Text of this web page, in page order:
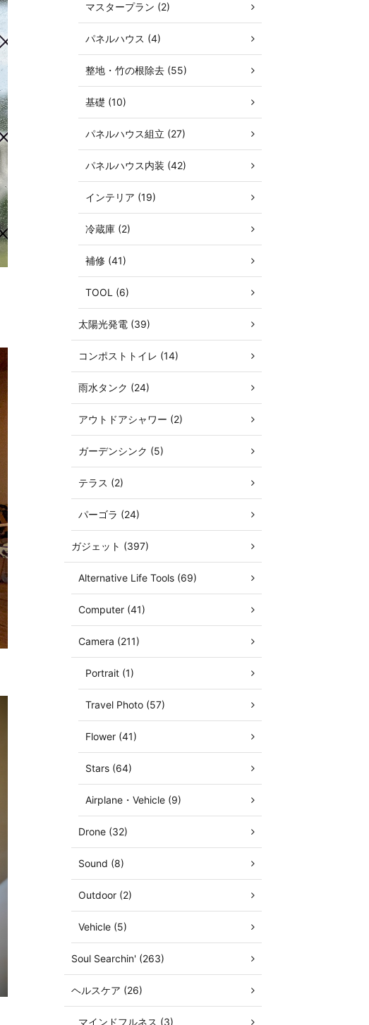
マスタープラン (2)
パネルハウス (4)
整地・竹の根除去 (55)
基礎 (10)
パネルハウス組立 (27)
パネルハウス内装 (42)
インテリア (19)
冷蔵庫 (2)
補修 (41)
TOOL (6)
太陽光発電 (39)
コンポストトイレ (14)
雨水タンク (24)
アウトドアシャワー (2)
ガーデンシンク (5)
テラス (2)
パーゴラ (24)
ガジェット (397)
Alternative Life Tools (69)
Computer (41)
Camera (211)
Portrait (1)
Travel Photo (57)
Flower (41)
Stars (64)
Airplane・Vehicle (9)
Drone (32)
Sound (8)
Outdoor (2)
Vehicle (5)
Soul Searchin' (263)
ヘルスケア (26)
マインドフルネス (3)